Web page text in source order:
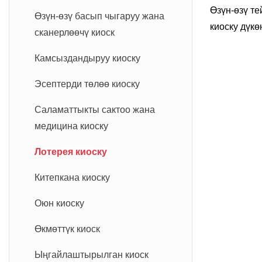
Өзүн-өзү басып чыгаруу жана
сканерлөөчү киоск
Камсыздандыруу киоску
Эсептерди төлөө киоску
Саламаттыкты сактоо жана
медицина киоску
Лотерея киоску
Китепкана киоску
Оюн киоску
Өкмөттүк киоск
Ыңгайлаштырылган киоск
лотерея
Өзүн-өзү
киоску